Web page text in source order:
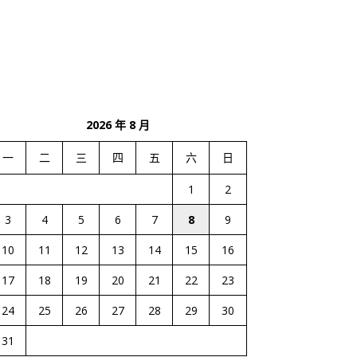
2026 年 8 月
一 二 三 四 五 六 日
1
2
3
4 5 6 7 8
9
10
11 12 13 14 15
16
17
18 19 20 21 22
23
24
25 26 27 28 29
30
31